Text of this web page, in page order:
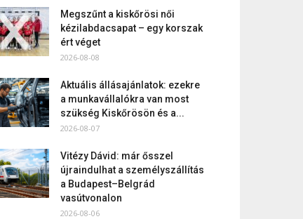
Megszűnt a kiskőrösi női
kézilabdacsapat – egy korszak
ért véget
2026-08-08
Aktuális állásajánlatok: ezekre
a munkavállalókra van most
szükség Kiskőrösön és a...
2026-08-07
Vitézy Dávid: már ősszel
újraindulhat a személyszállítás
a Budapest–Belgrád
vasútvonalon
2026-08-06